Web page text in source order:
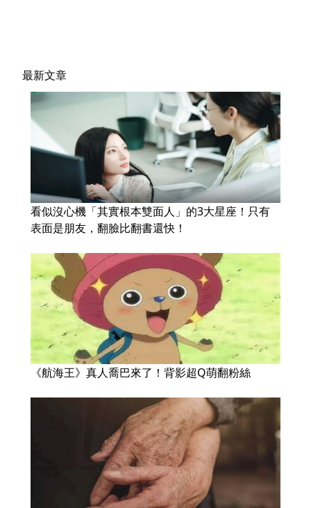
最新文章
看似沒心機「其實根本雙面人」的3大星座！只有
表面是朋友，翻臉比翻書還快！
《航海王》真人喬巴來了！背影超Q萌翻粉絲